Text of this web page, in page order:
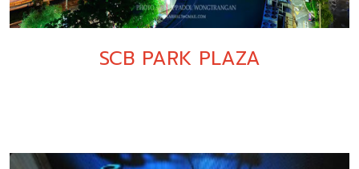
SCB PARK PLAZA